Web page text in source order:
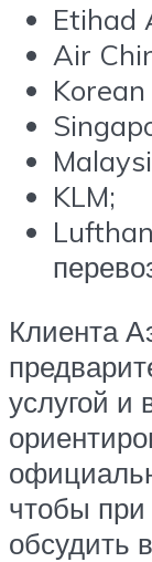
Etihad
Air
KLM;
Клиента
услугой и
чтобы при
обсудить